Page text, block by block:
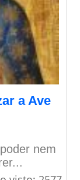
a Ave
nem